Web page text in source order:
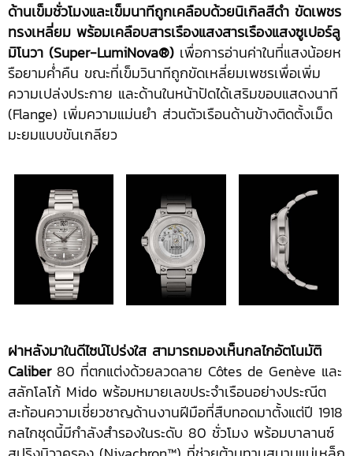
ด้านเข็มชั่วโมงและเข็มนาทีถูกเคลือบด้วยนิเกิลสีดำ ขัดเพชร
ทรงเหลี่ยม พร้อมเคลือบสารเรืองแสงสารเรืองแสงซูเปอร์ลู
มิโนวา (Super-LumiNova®) เพื่อการอ่านค่าในที่แสงน้อยห
รือยามค่ำคืน ขณะที่เข็มวินาทีถูกขัดเหลี่ยมเพชรเพื่อเพิ่ม
ความเปล่งประกาย และด้านในหน้าปัดได้เสริมขอบแสดงนาที
(Flange) เพิ่มความแม่นยำ ส่วนตัวเรือนด้านข้างติดตั้งเม็ด
มะยมแบบขันเกลียว
ฝาหลังมาในดีไซน์โปร่งใส สามารถมองเห็นกลไกอัตโนมัติ
Caliber 80 ที่ตกแต่งด้วยลวดลาย Côtes de Genève และ
สลักโลโก้ Mido พร้อมหมายเลขประจำเรือนอย่างประณีต
สะท้อนความเชี่ยวชาญด้านงานฝีมือที่สืบทอดมาตั้งแต่ปี 1918
กลไกชุดนี้มีกำลังสำรองในระดับ 80 ชั่วโมง พร้อมบาลานซ์